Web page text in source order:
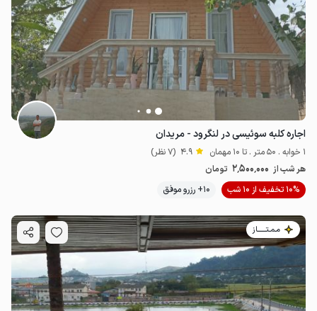
اجاره کلبه سوئیسی در لنگرود - مریدان
1 خوابه . 50 متر . تا 10 مهمان 4.9 (7 نظر)
هر شب از 2٬500٬000 تومان
10% تخفیف از 10 شب
10+ رزرو موفق
مـمـتــــــاز